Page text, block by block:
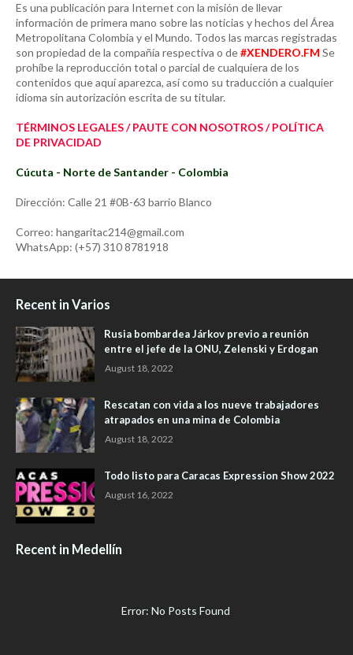
Es una publicación para Internet con la misión de llevar
información de primera mano sobre las noticias y hechos del Área
Metropolitana Colombia y el Mundo. Todos las marcas registradas
son propiedad de la compañía respectiva o de#XENDERO.FM Se
prohíbe la reproducción total o parcial de cualquiera de los
contenidos que aquí aparezca, así como su traducción a cualquier
idioma sin autorización escrita de su titular.
TÉRMINOS LEGALES / PAUTE CON NOSOTROS / POLÍTICA
DE PRIVACIDAD
Cúcuta - Norte de Santander - Colombia
Dirección: Calle 21 #0B-63 barrio Blanco
Correo: hangaritac214@gmail.com
WhatsApp: (+57) 310 8781918
Recent in Varios
Rusia bombardea Járkov previo a reunión
entre el jefe de la ONU, Zelenski y Erdogan
August 18, 2022
Rescatan con vida a los nueve trabajadores
atrapados en una mina de Colombia
August 18, 2022
Todo listo para Caracas Expression Show 2022
August 16, 2022
Recent in Medellín
Error: No Posts Found